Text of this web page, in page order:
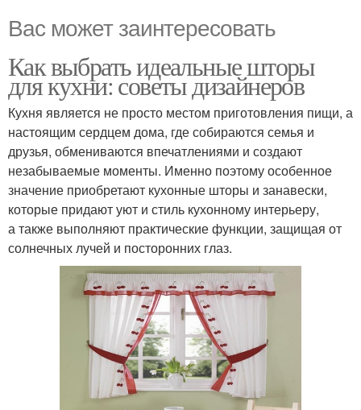
Вас может заинтересовать
Как выбрать идеальные шторы
для кухни: советы дизайнеров
Кухня является не просто местом приготовления пищи, а
настоящим сердцем дома, где собираются семья и
друзья, обмениваются впечатлениями и создают
незабываемые моменты. Именно поэтому особенное
значение приобретают кухонные шторы и занавески,
которые придают уют и стиль кухонному интерьеру,
а также выполняют практические функции, защищая от
солнечных лучей и посторонних глаз.